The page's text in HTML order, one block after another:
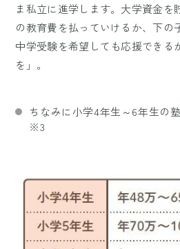
ま私立に進学します。大学資金を
の教育費を払っていけるか、下の
中学受験を希望しても応援できる
を」。
ちなみに小学4年生～6年生の
※3